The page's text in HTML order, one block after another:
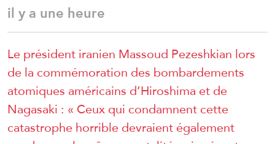
il y a une heure
Le président iranien Massoud Pezeshkian lors
de la commémoration des bombardements
atomiques américains d’Hiroshima et de
Nagasaki : « Ceux qui condamnent cette
catastrophe horrible devraient également